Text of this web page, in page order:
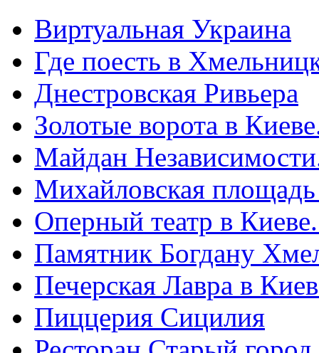
Виртуальная Украина
Где поесть в
Днестровская Ривьера
Золотые ворота в
Майдан
Михайловская
Оперный театр в
Памятник Богдану
Печерская Лавра в
Пиццерия Сицилия